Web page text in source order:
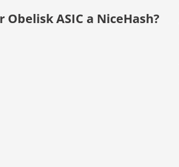
Obelisk ASIC a NiceHash?